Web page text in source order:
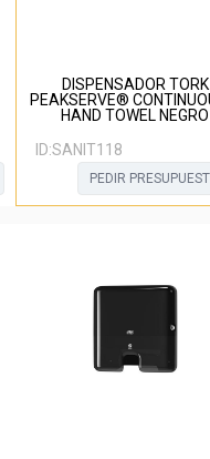
DISPENSADOR TORK
PEAKSERVE®
HAND TOWEL NEGRO
ID:SANIT118
PEDIR